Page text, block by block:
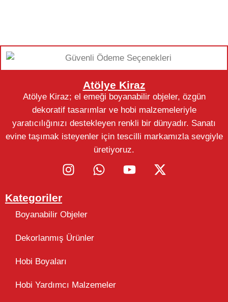
Atölye Kiraz
Atölye Kiraz; el emeği boyanabilir objeler, özgün
dekoratif tasarımlar ve hobi malzemeleriyle
yaratıcılığınızı destekleyen renkli bir dünyadır. Sanatı
evine taşımak isteyenler için tescilli markamızla sevgiyle
üretiyoruz.
Kategoriler
Boyanabilir Objeler
Dekorlanmış Ürünler
Hobi Boyaları
Hobi Yardımcı Malzemeler